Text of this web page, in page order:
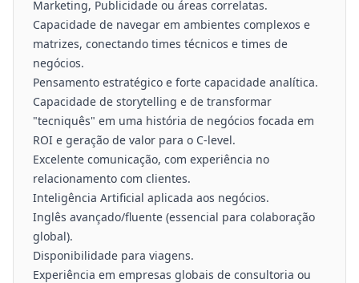
Marketing, Publicidade ou áreas correlatas.
Capacidade de navegar em ambientes complexos e
matrizes, conectando times técnicos e times de
negócios.
Pensamento estratégico e forte capacidade analítica.
Capacidade de storytelling e de transformar
"tecniquês" em uma história de negócios focada em
ROI e geração de valor para o C-level.
Excelente comunicação, com experiência no
relacionamento com clientes.
Inteligência Artificial aplicada aos negócios.
Inglês avançado/fluente (essencial para colaboração
global).
Disponibilidade para viagens.
Experiência em empresas globais de consultoria ou